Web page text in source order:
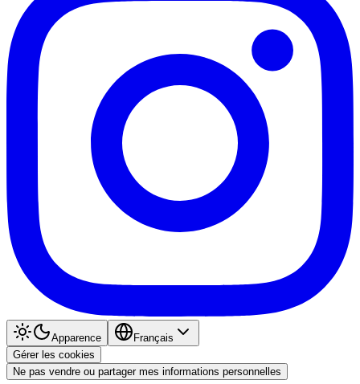
Apparence
Français
Gérer les cookies
Ne pas vendre ou partager mes informations personnelles